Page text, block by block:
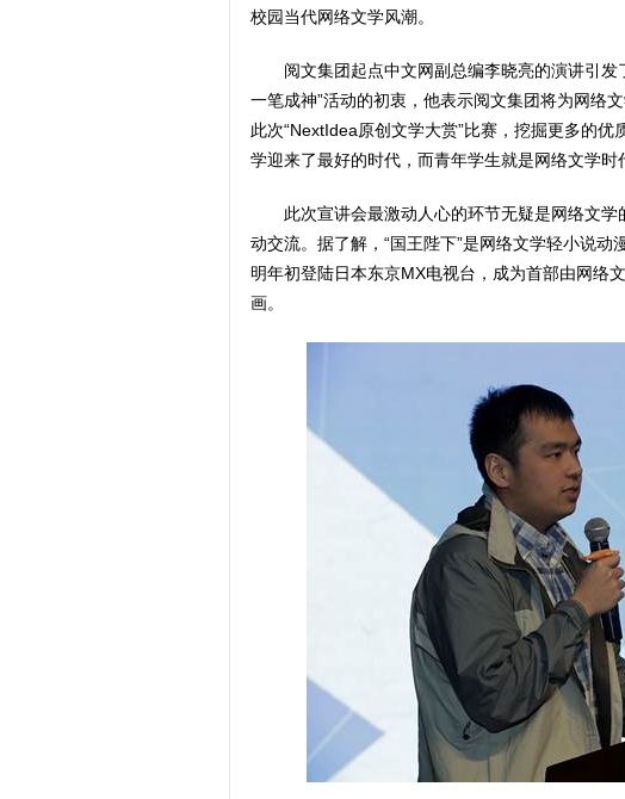
校园当代网络文学风潮。
阅文集团起点中文网副总编李晓亮的演讲引发
一笔成神”活动的初衷，他表示阅文集团将为网络
此次“NextIdea原创文学大赏”比赛，挖掘更多的
学迎来了最好的时代，而青年学生就是网络文学时
此次宣讲会最激动人心的环节无疑是网络文
动交流。据了解，“国王陛下”是网络文学轻小说
明年初登陆日本东京MX电视台，成为首部由网络
画。